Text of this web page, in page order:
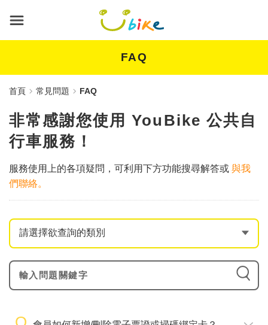
要
FAQ
首頁 常見問題 FAQ
非常感謝您使用 YouBike 公共自
行車服務！
服務使用上的各項疑問，可利用下方功能搜尋解答或 與我
們聯絡。
輸入問題關鍵字